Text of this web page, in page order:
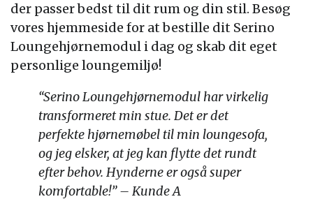
der passer bedst til dit rum og din stil. Besøg
vores hjemmeside for at bestille dit Serino
Loungehjørnemodul i dag og skab dit eget
personlige loungemiljø!
“Serino Loungehjørnemodul har virkelig
transformeret min stue. Det er det
perfekte hjørnemøbel til min loungesofa,
og jeg elsker, at jeg kan flytte det rundt
efter behov. Hynderne er også super
komfortable!” – Kunde A